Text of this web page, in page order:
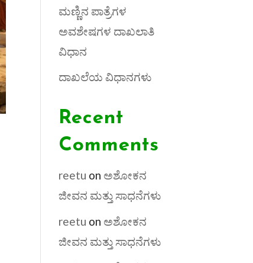
ಮಣ್ಣಿನ ಪಾತ್ರೆಗಳ
ಅವಶೇಷಗಳ ದಾಖಲಾತಿ
ವಿಧಾನ
ದಾಖಲೆಯ ವಿಧಾನಗಳು
Recent
Comments
reetu on ಅಶೋಕನ
ಜೀವನ ಮತ್ತು ಸಾಧನೆಗಳು
reetu on ಅಶೋಕನ
ಜೀವನ ಮತ್ತು ಸಾಧನೆಗಳು